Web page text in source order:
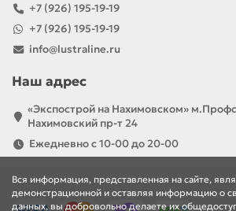
Вся информация, представленная на сайте,
демонстрационной и оставляя информацию о
данных, вы добровольно делаете их
+7 (926) 195-19-19
+7 (926) 195-19-19
info@lustraline.ru
Наш адрес
«Экспострой на Нахимовском»
Нахимовский пр-т 24
Ежедневно с 10-00 до 20-00